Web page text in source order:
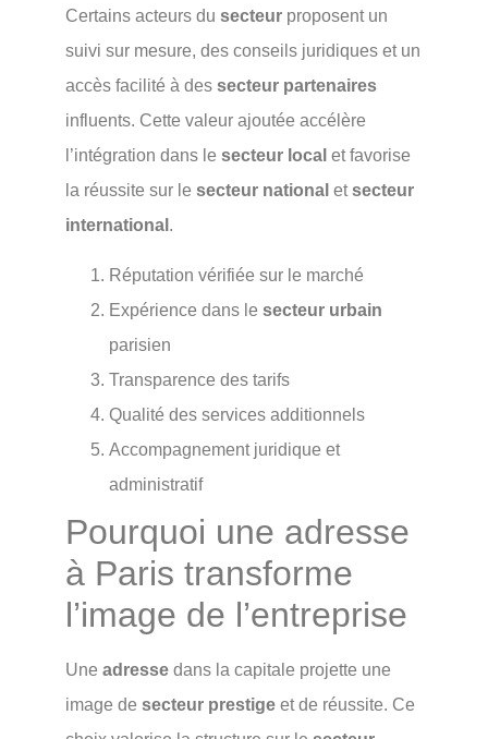
Certains acteurs du secteur proposent un
suivi sur mesure, des conseils juridiques et un
accès facilité à des secteur partenaires
influents. Cette valeur ajoutée accélère
l’intégration dans le secteur local et favorise
la réussite sur le secteur national etsecteur
international .
Réputation vérifiée sur le marché
Expérience dans le secteur urbain
parisien
Transparence des tarifs
Qualité des services additionnels
Accompagnement juridique et
administratif
Pourquoi une adresse
à Paris transforme
l’image de l’entreprise
Une adresse dans la capitale projette une
image de secteur prestige et de réussite. Ce